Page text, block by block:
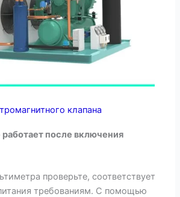
клапана​
работает после включения
проверьте, соответствует
требованиям. С помощью